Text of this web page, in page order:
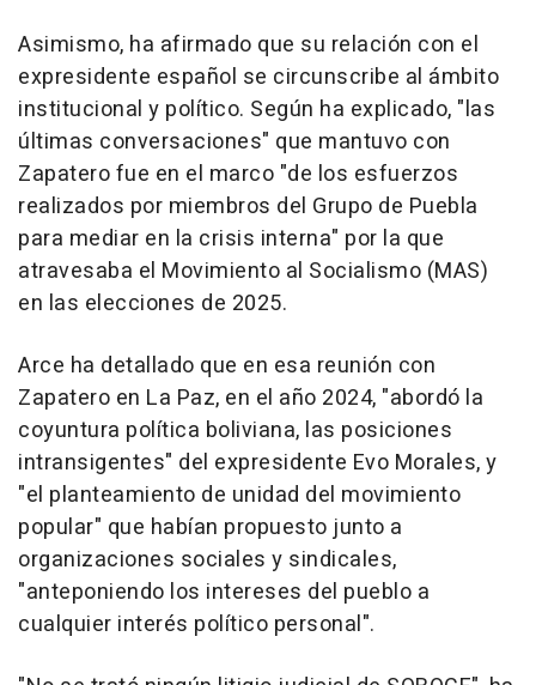
Asimismo, ha afirmado que su relación con el
expresidente español se circunscribe al ámbito
institucional y político. Según ha explicado, "las
últimas conversaciones" que mantuvo con
Zapatero fue en el marco "de los esfuerzos
realizados por miembros del Grupo de Puebla
para mediar en la crisis interna" por la que
atravesaba el Movimiento al Socialismo (MAS)
en las elecciones de 2025.
Arce ha detallado que en esa reunión con
Zapatero en La Paz, en el año 2024, "abordó la
coyuntura política boliviana, las posiciones
intransigentes" del expresidente Evo Morales, y
"el planteamiento de unidad del movimiento
popular" que habían propuesto junto a
organizaciones sociales y sindicales,
"anteponiendo los intereses del pueblo a
cualquier interés político personal".